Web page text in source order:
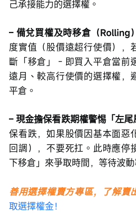
己承接能力的選擇權。
– 備兌買權及時移倉（Rolling
度實值（股價遠超行使價），
斷「移倉」－即買入平倉當前
遠月、較高行使價的選擇權，
平倉。
– 現金擔保看跌期權警惕「左尾
保看跌，如果股價因基本面惡
回調），不要死扛。此時應停
下移倉」來爭取時間，等待波動
善用選擇權賣方專區，了解賣
取選擇權金！